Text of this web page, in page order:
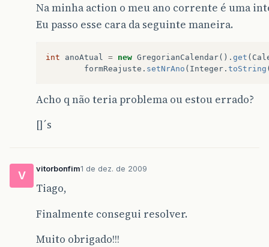
Na minha action o meu ano corrente é uma
Eu passo esse cara da seguinte maneira.
int anoAtual = new GregorianCalendar(). get (
formReajuste . setNrAno ( Integer . toString
Acho q não teria problema ou estou errado?
[]´s
V
vitorbonfim1 de dez. de 2009
Tiago,
Finalmente consegui resolver.
Muito obrigado!!!